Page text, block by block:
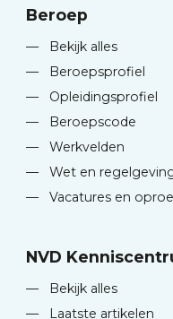
Beroep
—
Bekijk alles
—
Beroepsprofiel
—
Opleidingsprofiel
—
Beroepscode
—
Werkvelden
—
Wet en
—
Vacatures en
NVD
—
Bekijk alles
—
Laatste artikelen